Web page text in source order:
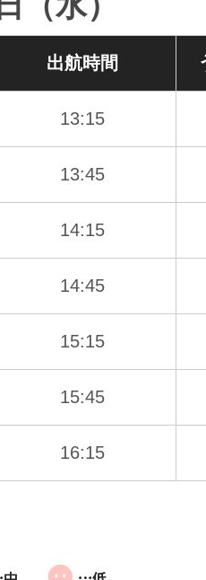
出航時間
13:15
13:45
14:15
14:45
15:15
15:45
16:15